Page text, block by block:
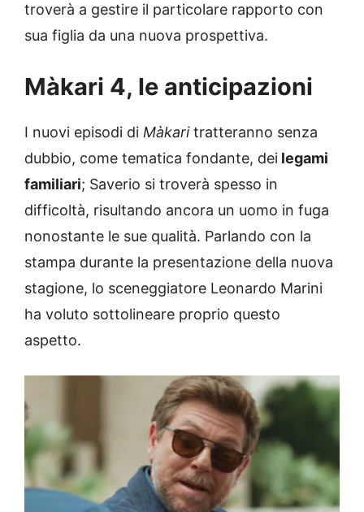
troverà a gestire il particolare rapporto con
sua figlia da una nuova prospettiva.
Màkari 4, le anticipazioni
I nuovi episodi di Màkaritratteranno senza
dubbio, come tematica fondante, dei legami
familiari; Saverio si troverà spesso in
difficoltà, risultando ancora un uomo in fuga
nonostante le sue qualità. Parlando con la
stampa durante la presentazione della nuova
stagione, lo sceneggiatore Leonardo Marini
ha voluto sottolineare proprio questo
aspetto.